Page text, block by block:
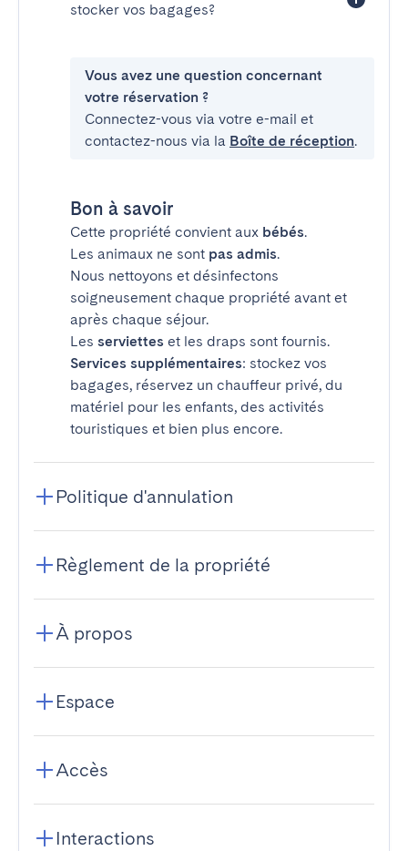
stocker vos bagages?
Vous avez une question concernant
votre réservation ?
Connectez-vous via votre e-mail et
contactez-nous via la Boîte de réception.
Bon à savoir
Cette propriété convient aux bébés.
Les animaux ne sont pas admis.
Nous nettoyons et désinfectons
soigneusement chaque propriété avant et
après chaque séjour.
Les serviettes et les draps sont fournis.
Services supplémentaires: stockez vos
bagages, réservez un chauffeur privé, du
matériel pour les enfants, des activités
touristiques et bien plus encore.
Politique d'annulation
Règlement de la propriété
À propos
Espace
Accès
Interactions